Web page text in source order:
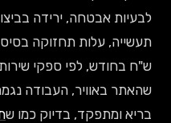
אבטחה, ירידה בביצועים
לפי ספקי שירות
באוויר, העבודה נגמרה.
ומתפקד, בדיוק כמו ש